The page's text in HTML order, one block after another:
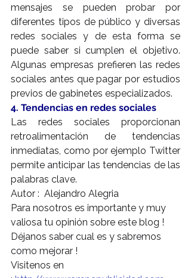
mensajes se pueden probar por
diferentes tipos de público y diversas
redes sociales y de esta forma se
puede saber si cumplen el objetivo.
Algunas empresas prefieren las redes
sociales antes que pagar por estudios
previos de gabinetes especializados.
4. Tendencias en redes sociales
Las redes sociales proporcionan
retroalimentación de tendencias
inmediatas, como por ejemplo Twitter
permite anticipar las tendencias de las
palabras clave.
Autor :  Alejandro Alegria
Para nosotros es importante y muy
valiosa tu opinión sobre este blog !
Déjanos saber cual es y sabremos
como mejorar !
Visitenos en